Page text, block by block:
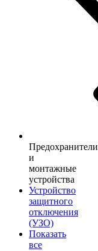
Предохранители
и
монтажные
устройства
Устройство
защитного
отключения
(УЗО)
Показать
все